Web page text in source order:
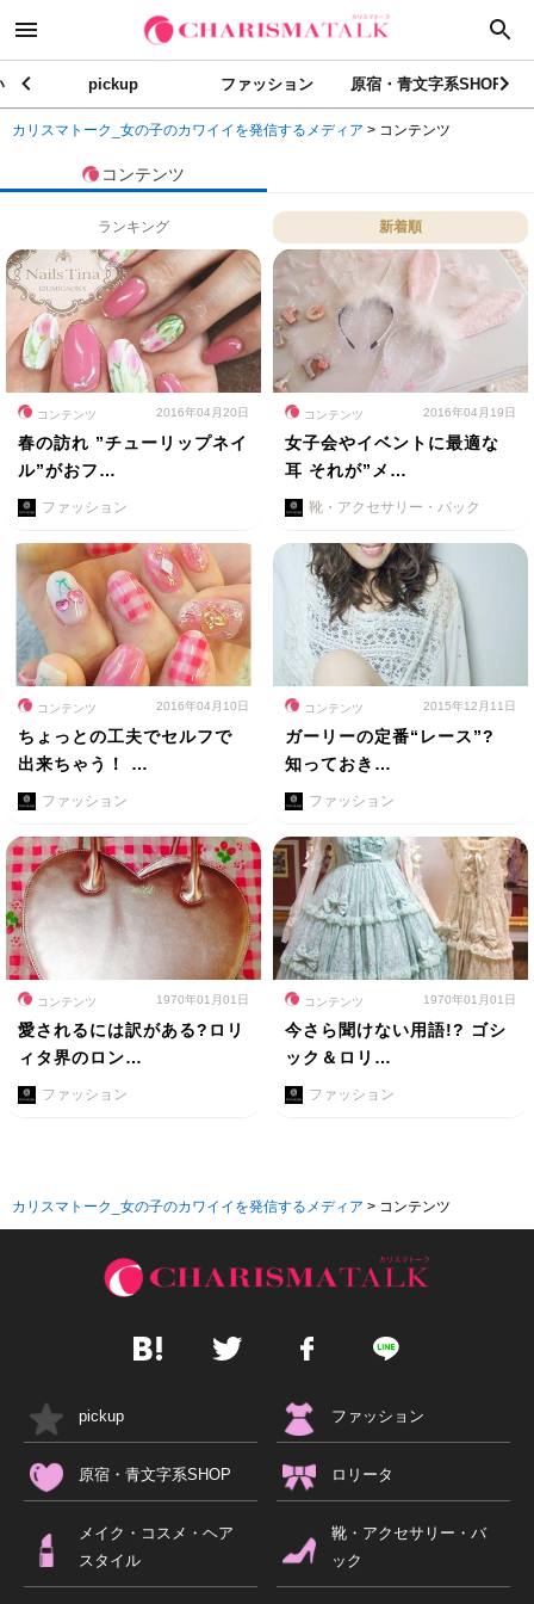
pickup ファッション 原宿・青文字系SHOP
カリスマトーク_女の子のカワイイを発信するメディア > コンテンツ
コンテンツ
ランキング 新着順
コンテンツ 2016年04月20日
春の訪れ ”チューリップネイ
ル”がおフ…
ファッション
コンテンツ 2016年04月19日
女子会やイベントに最適な
耳 それが”メ…
靴・アクセサリー・バック
コンテンツ 2016年04月10日
ちょっとの工夫でセルフで
出来ちゃう！ …
ファッション
コンテンツ 2015年12月11日
ガーリーの定番“レース”?
知っておき…
ファッション
コンテンツ 1970年01月01日
愛されるには訳がある?ロリ
ィタ界のロン…
ファッション
コンテンツ 1970年01月01日
今さら聞けない用語!? ゴシ
ック＆ロリ…
ファッション
カリスマトーク_女の子のカワイイを発信するメディア > コンテンツ
pickup ファッション
原宿・青文字系SHOP ロリータ
メイク・コスメ・ヘア
スタイル
靴・アクセサリー・バ
ック